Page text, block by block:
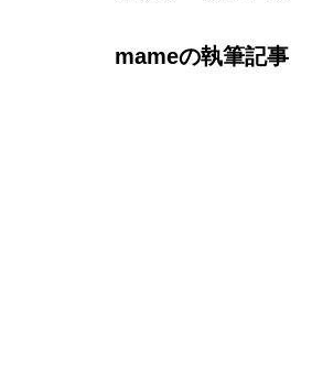
mameの執筆記事